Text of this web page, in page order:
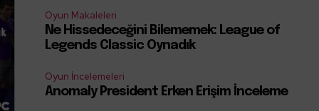
Oyun Makaleleri
Ne Hissedeceğini Bilememek: League of
Legends Classic Oynadık
Oyun İncelemeleri
Anomaly President Erken Erişim İnceleme